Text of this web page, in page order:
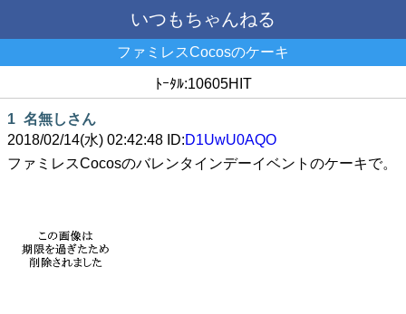
いつもちゃんねる
ファミレスCocosのケーキ
ﾄｰﾀﾙ:10605HIT
1 名無しさん
2018/02/14(水) 02:42:48 ID:D1UwU0AQO
ファミレスCocosのバレンタインデーイベントのケーキで。